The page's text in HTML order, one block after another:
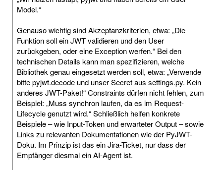
Model.“
Genauso wichtig sind Akzeptanzkriterien, etwa: „Die
Funktion soll ein JWT validieren und den User
zurückgeben, oder eine Exception werfen.“ Bei den
technischen Details kann man spezifizieren, welche
Bibliothek genau eingesetzt werden soll, etwa: „Verwende
bitte pyjwt.decode und unser Secret aus settings.py. Kein
anderes JWT-Paket!“ Constraints dürfen nicht fehlen, zum
Beispiel: „Muss synchron laufen, da es im Request-
Lifecycle genutzt wird.“ Schließlich helfen konkrete
Beispiele – wie Input-Token und erwarteter Output – sowie
Links zu relevanten Dokumentationen wie der PyJWT-
Doku. Im Prinzip ist das ein Jira-Ticket, nur dass der
Empfänger diesmal ein AI-Agent ist.